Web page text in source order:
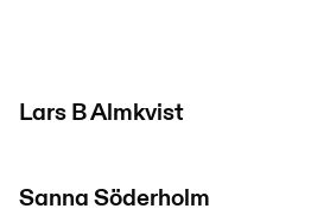
Lars B Almkvist
Sanna Söderholm